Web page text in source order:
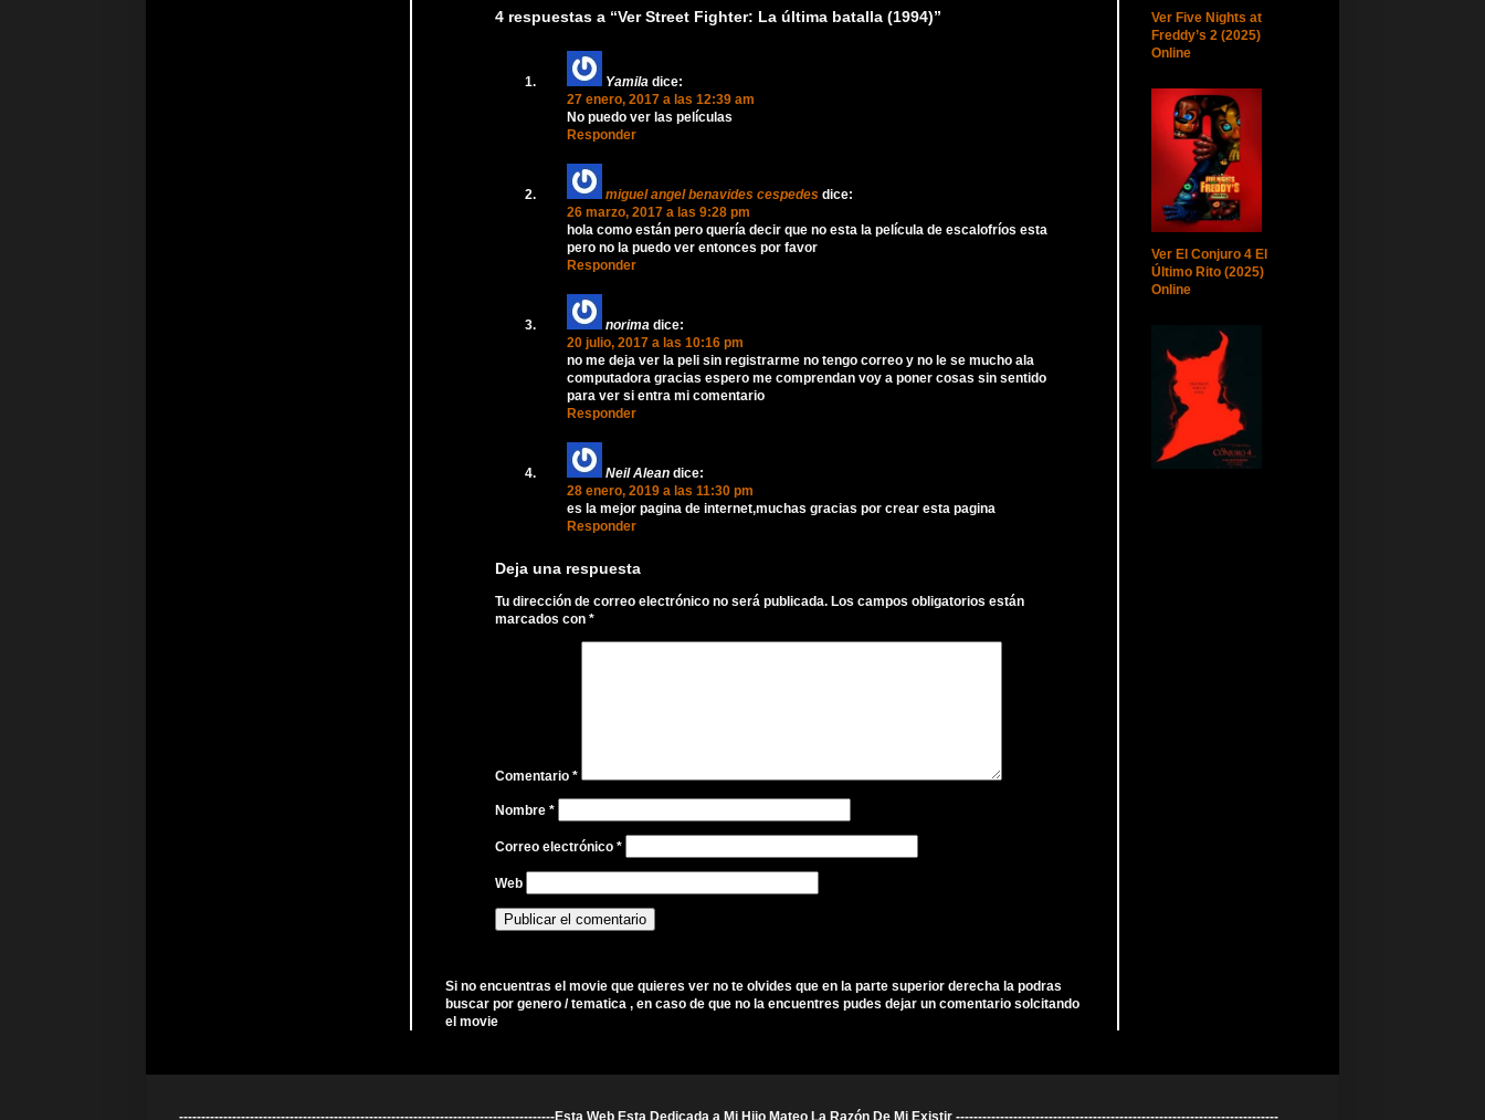
4 respuestas a “Ver Street Fighter: La última batalla (1994)”
Yamila dice:
27 enero, 2017 a las 12:39 am
No puedo ver las películas
Responder
miguel angel benavides cespedes dice:
26 marzo, 2017 a las 9:28 pm
hola como están pero quería decir que no esta la película de escalofríos esta
pero no la puedo ver entonces por favor
Responder
norima dice:
20 julio, 2017 a las 10:16 pm
no me deja ver la peli sin registrarme no tengo correo y no le se mucho ala
computadora gracias espero me comprendan voy a poner cosas sin sentido
para ver si entra mi comentario
Responder
Neil Alean dice:
28 enero, 2019 a las 11:30 pm
es la mejor pagina de internet,muchas gracias por crear esta pagina
Responder
Deja una respuesta
Tu dirección de correo electrónico no será publicada. Los campos obligatorios están
marcados con *
Comentario *
Nombre *
Correo electrónico *
Web
Si no encuentras el movie que quieres ver no te olvides que en la parte superior derecha la podras
buscar por genero / tematica , en caso de que no la encuentres pudes dejar un comentario solcitando
el movie
Ver Five Nights at
Freddy’s 2 (2025)
Online
Ver El Conjuro 4 El
Último Rito (2025)
Online